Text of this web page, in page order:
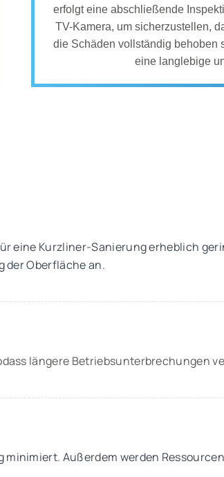
erfolgt eine abschließende
TV-Kamera, um sicherzustellen,
die Schäden vollständig behoben
eine langlebige
eine Kurzliner-Sanierung erheblich
der Oberfläche an.
längere Betriebsunterbrechungen
Außerdem werden